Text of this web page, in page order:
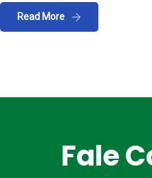
Read More
Fale